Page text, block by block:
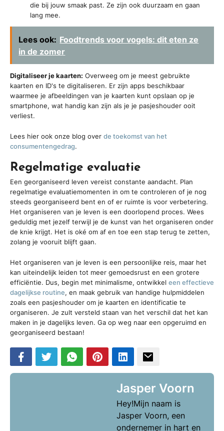
die bij jouw smaak past. Ze zijn ook duurzaam en gaan
lang mee.
Lees ook: Foodtrends voor vogels: dit eten ze
in de zomer
Digitaliseer je kaarten: Overweeg om je meest gebruikte
kaarten en ID's te digitaliseren. Er zijn apps beschikbaar
waarmee je afbeeldingen van je kaarten kunt opslaan op je
smartphone, wat handig kan zijn als je je pasjeshouder ooit
verliest.
Lees hier ook onze blog over de toekomst van het
consumentengedrag.
Regelmatige evaluatie
Een georganiseerd leven vereist constante aandacht. Plan
regelmatige evaluatiemomenten in om te controleren of je nog
steeds georganiseerd bent en of er ruimte is voor verbetering.
Het organiseren van je leven is een doorlopend proces. Wees
geduldig met jezelf terwijl je de kunst van het organiseren onder
de knie krijgt. Het is oké om af en toe een stap terug te zetten,
zolang je vooruit blijft gaan.
Het organiseren van je leven is een persoonlijke reis, maar het
kan uiteindelijk leiden tot meer gemoedsrust en een grotere
efficiëntie. Dus, begin met minimalisme, ontwikkel een effectieve
dagelijkse routine, en maak gebruik van handige hulpmiddelen
zoals een pasjeshouder om je kaarten en identificatie te
organiseren. Je zult versteld staan van het verschil dat het kan
maken in je dagelijks leven. Ga op weg naar een opgeruimd en
georganiseerd bestaan!
Jasper Voorn
Hey!Mijn naam is
Jasper Voorn, een
ondernemer in hart en